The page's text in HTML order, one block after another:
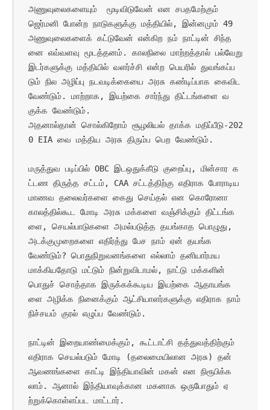
அணுவுலைகளையும்  மூடிவிடுவேன் என சபதமேற்கும்
ஜெர்மனி போன்ற நாடுகளுக்கு மத்தியில், இன்னமும் 49
அணுவுலைகளைக் கட்டுவேன் என்கிற நம் நாட்டின் சிந்த
னை எவ்வளவு மூடத்தனம். காலநிலை மாற்றத்தால் பல்வேறு
இடர்களுக்கு மத்தியில் வளர்ச்சி என்ற பெயரில் துவங்கப்ப
டும் நில அழிப்பு நடவடிக்கையை அரசு கண்டிப்பாக கைவிட
வேண்டும். மாற்றாக, இயற்கை சார்ந்து திட்டங்களை வ
குக்க வேண்டும்.
அதனால்தான் சொல்கிறோம் சூழலியல் தாக்க மதிப்பீடு-202
0 EIA வை மத்திய அரசு திரும்ப பெற வேண்டும்.
மருத்துவ படிப்பில் OBC இடஒதுக்கீடு குறைப்பு, மின்சார க
ட்டண திருத்த சட்டம், CAA சட்டத்திற்கு எதிராக போராடிய
மாணவ தலைவர்களை கைது செய்தல் என கொரோனா
காலத்தில்கூட மோடி அரசு மக்களை வஞ்சிக்கும் திட்டங்க
ளை, செயல்பாடுகளை அமல்படுத்த தயங்காத பொழுது,
அடக்குமுறைகளை எதிர்த்து பேச நாம் ஏன் தயங்க
வேண்டும்? பொதுநிறுவனங்களை எல்லாம் தனியார்மய
மாக்கியதோடு மட்டும் நின்றுவிடாமல், நாட்டு மக்களின்
பொதுச் சொத்தாக இருக்கக்கூடிய இயற்கை ஆதாயங்க
ளை அழிக்க நினைக்கும் ஆட்சியாளர்களுக்கு எதிராக நாம்
நிச்சயம் குரல் எழுப்ப வேண்டும்.
நாட்டின் இறையாண்மைக்கும், கூட்டாட்சி தத்துவத்திற்கும்
எதிராக செயல்படும் மோடி (தலைமையிலான அரசு) தன்
ஆவணங்களை காட்டி இந்தியாவின் மகன் என நிரூபிக்க
லாம். ஆனால் இந்தியாவுக்கான மகனாக ஒருபோதும் ஏ
ற்றுக்கொள்ளப்பட மாட்டார்.